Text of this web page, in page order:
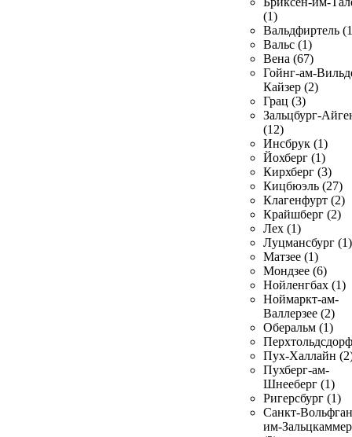
(1)
Вальдфиртель
Вальс (1)
Вена (67)
Гойнг-ам-
Кайзер (2)
Грац (3)
Зальцбург-
(12)
Инсбрук (1)
Йохберг (1)
Кирхберг (3)
Кицбюэль (27)
Клагенфурт (2)
Крайшберг (2)
Лех (1)
Луцмансбург (1)
Матзее (1)
Мондзее (6)
Нойленгбах (1)
Ноймаркт-ам-
Валлерзее (2)
Оберальм (1)
Пух-Халлайн
Пухберг-ам-
Шнееберг (1)
Ригерсбург (1)
Санкт-
им-